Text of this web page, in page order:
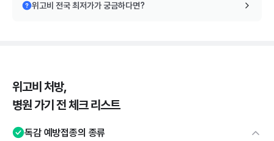
위고비 전국 최저가가 궁금하다면?
위고비 처방,
병원 가기 전 체크 리스트
독감 예방접종의 종류